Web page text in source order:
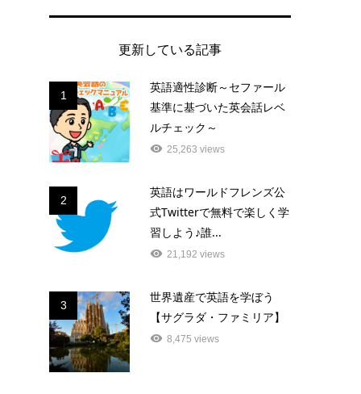
更新している記事
1
英語適性診断～セファール
基準に基づいた英会話レベ
ルチェック～
25,263 views
2
英語はワールドフレンズ公
式Twitterで無料で楽しく学
習しよう♪誰...
21,192 views
3
世界遺産で英語を学ぼう
【サグラダ・ファミリア】
8,475 views